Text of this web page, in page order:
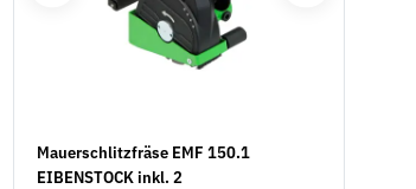
Mauerschlitzfräse EMF 150.1
EIBENSTOCK inkl. 2